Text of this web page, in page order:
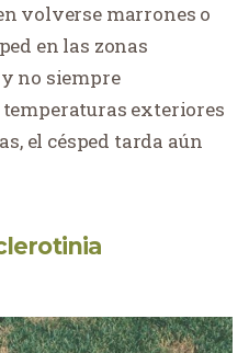
volverse marrones o
en las zonas
no siempre
exteriores
el césped tarda aún